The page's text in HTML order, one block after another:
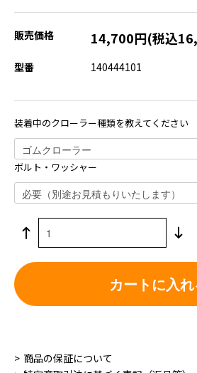
販売価格 14,700円(税込
型番 140444101
装着中のクローラー種類を教えてください
ボルト・ワッシャー
カートに入
商品の保証について